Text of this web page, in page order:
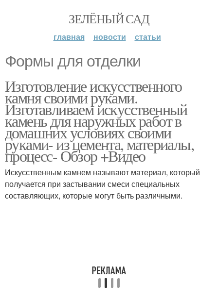
ЗЕЛЁНЫЙ САД
главная новости статьи
Формы для отделки
Изготовление искусственного
камня своими руками.
Изготавливаем искусственный
камень для наружных работ в
домашних условиях своими
руками- из цемента, материалы,
процесс- Обзор +Видео
Искусственным камнем называют материал, который
получается при застывании смеси специальных
составляющих, которые могут быть различными.